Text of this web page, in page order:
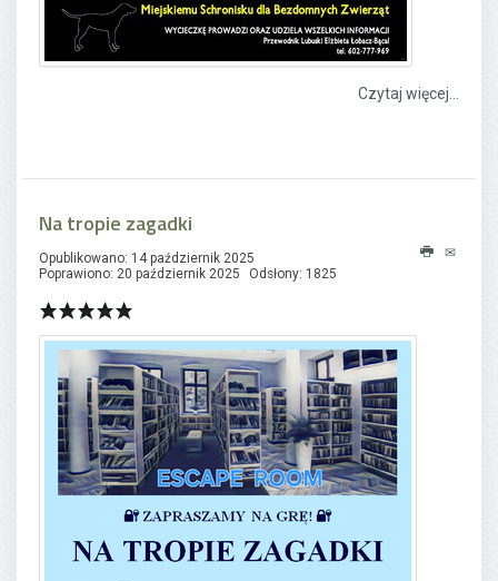
Czytaj więcej...
Na tropie zagadki
Opublikowano: 14 październik 2025
Poprawiono: 20 październik 2025
Odsłony: 1825